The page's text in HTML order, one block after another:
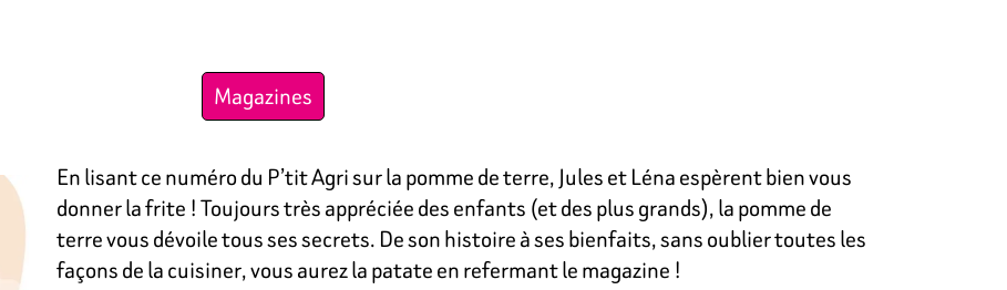
Magazines
En lisant ce numéro du P’tit Agri sur la pomme de terre, Jules et Léna espèrent bien vous
donner la frite ! Toujours très appréciée des enfants (et des plus grands), la pomme de
terre vous dévoile tous ses secrets. De son histoire à ses bienfaits, sans oublier toutes les
façons de la cuisiner, vous aurez la patate en refermant le magazine !